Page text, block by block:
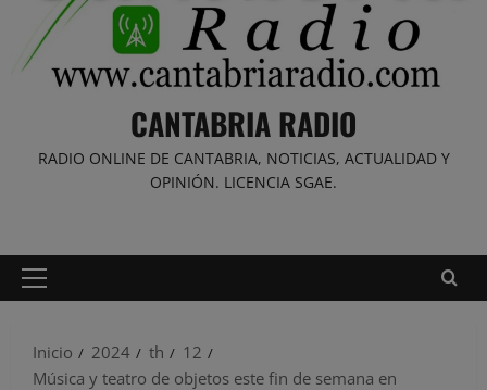
CANTABRIA RADIO
RADIO ONLINE DE CANTABRIA, NOTICIAS, ACTUALIDAD Y
OPINIÓN. LICENCIA SGAE.
Menú
Inicio
2024 th
12
Música y teatro de objetos este fin de semana en